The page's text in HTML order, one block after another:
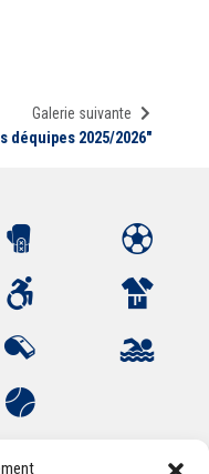
Galerie suivante
déquipes 2025/2026"